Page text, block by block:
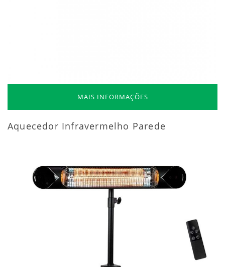
MAIS INFORMAÇÕES
Aquecedor Infravermelho Parede